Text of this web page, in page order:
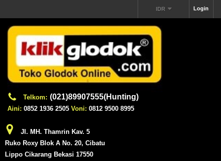
Login
IDR
Telkom: (021)89907555(Hunting)
Aini: 0852 1936 2505 Voni: 0812 9500 8995
Jl. MH. Thamrin Kav. 5
Ruko Roxy Blok A No. 20, Cibatu
Lippo Cikarang Bekasi 17550